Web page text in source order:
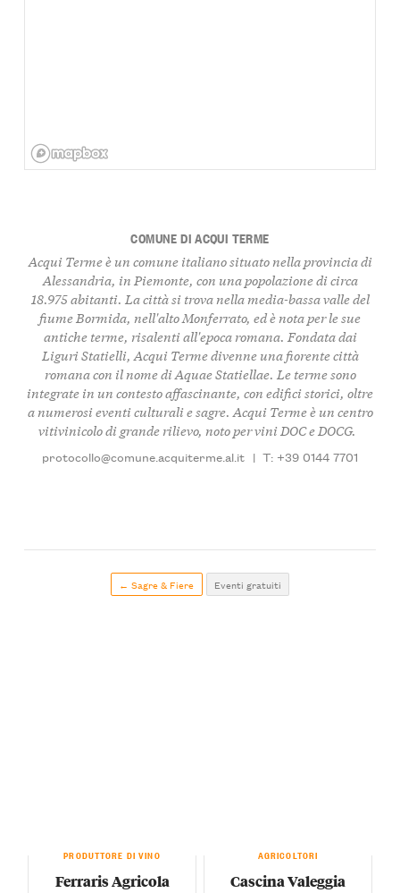
COMUNE DI ACQUI TERME
Acqui Terme è un comune italiano situato nella provincia di
Alessandria, in Piemonte, con una popolazione di circa
18.975 abitanti. La città si trova nella media-bassa valle del
fiume Bormida, nell'alto Monferrato, ed è nota per le sue
antiche terme, risalenti all'epoca romana. Fondata dai
Liguri Statielli, Acqui Terme divenne una fiorente città
romana con il nome di Aquae Statiellae. Le terme sono
integrate in un contesto affascinante, con edifici storici, oltre
a numerosi eventi culturali e sagre. Acqui Terme è un centro
vitivinicolo di grande rilievo, noto per vini DOC e DOCG.
protocollo@comune.acquiterme.al.it | T: +39 0144 7701
← Sagre & Fiere Eventi gratuiti
PRODUTTORE DI VINO
Ferraris Agricola
AGRICOLTORI
Cascina Valeggia